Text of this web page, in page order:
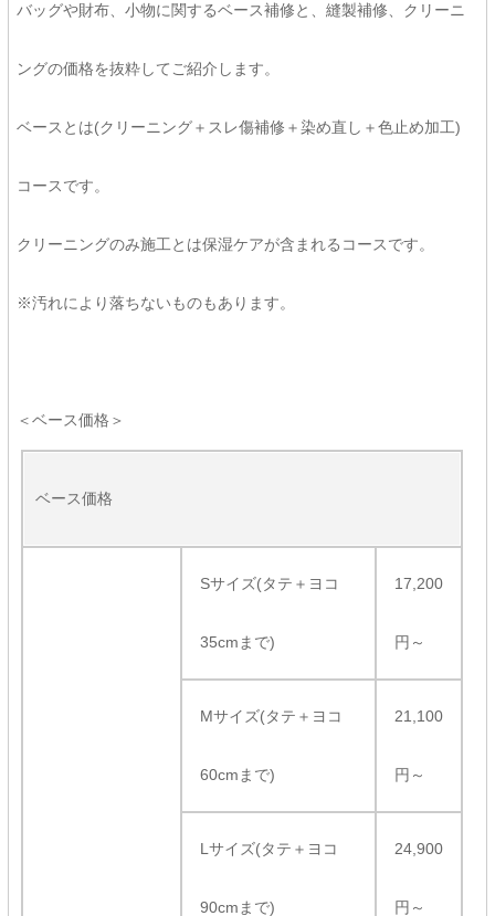
バッグや財布、小物に関するベース補修と、縫製補修、クリーニ
ングの価格を抜粋してご紹介します。
ベースとは(クリーニング＋スレ傷補修＋染め直し＋色止め加工)
コースです。
クリーニングのみ施工とは保湿ケアが含まれるコースです。
※汚れにより落ちないものもあります。
＜ベース価格＞
ベース価格
Sサイズ(タテ＋ヨコ
35cmまで)
17,200
円～
Mサイズ(タテ＋ヨコ
60cmまで)
21,100
円～
Lサイズ(タテ＋ヨコ
90cmまで)
24,900
円～